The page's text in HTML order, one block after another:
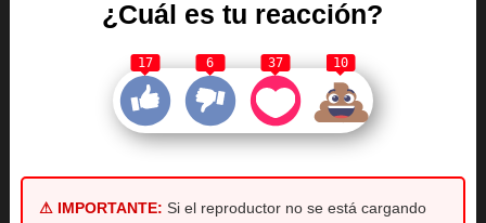
¿Cuál es tu reacción?
17 6 37 10
⚠ IMPORTANTE: Si el reproductor no se está cargando